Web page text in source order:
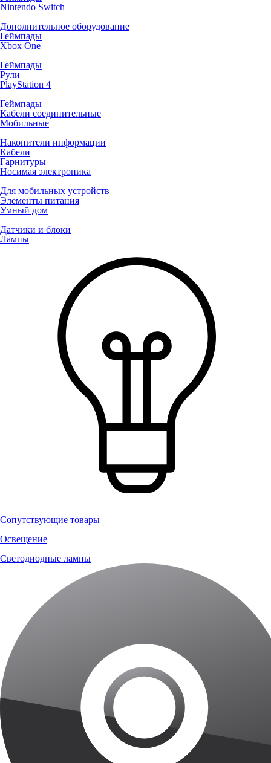
Nintendo Switch
Дополнительное оборудование
Геймпады
Xbox One
Геймпады
Рули
PlayStation 4
Геймпады
Кабели соединительные
Мобильные
Накопители информации
Кабели
Гарнитуры
Носимая электроника
Для мобильных устройств
Элементы питания
Умный дом
Датчики и блоки
Лампы
Сопутствующие товары
Освещение
Светодиодные лампы